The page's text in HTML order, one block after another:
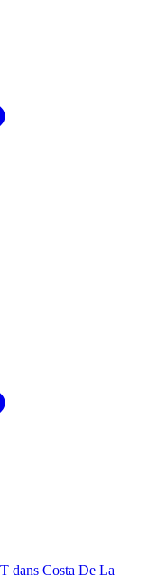
dans Costa De La